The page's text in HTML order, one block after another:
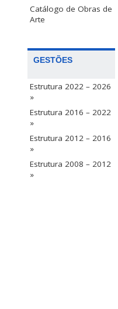
Catálogo de Obras de
Arte
GESTÕES
Estrutura 2022 – 2026
»
Estrutura 2016 – 2022
»
Estrutura 2012 – 2016
»
Estrutura 2008 – 2012
»